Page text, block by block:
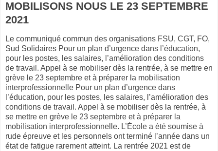
MOBILISONS NOUS LE 23 SEPTEMBRE
2021
Le communiqué commun des organisations FSU, CGT, FO,
Sud Solidaires Pour un plan d’urgence dans l’éducation,
pour les postes, les salaires, l’amélioration des conditions
de travail. Appel à se mobiliser dès la rentrée, à se mettre en
grève le 23 septembre et à préparer la mobilisation
interprofessionnelle Pour un plan d’urgence dans
l’éducation, pour les postes, les salaires, l’amélioration des
conditions de travail. Appel à se mobiliser dès la rentrée, à
se mettre en grève le 23 septembre et à préparer la
mobilisation interprofessionnelle. L’École a été soumise à
rude épreuve et les personnels ont terminé l’année dans un
état de fatigue rarement atteint. La rentrée 2021 est de